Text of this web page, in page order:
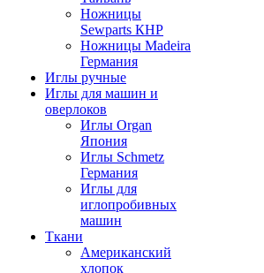
Ножницы
Sewparts КНР
Ножницы Madeira
Германия
Иглы ручные
Иглы для машин и
оверлоков
Иглы Organ
Япония
Иглы Schmetz
Германия
Иглы для
иглопробивных
машин
Ткани
Американский
хлопок